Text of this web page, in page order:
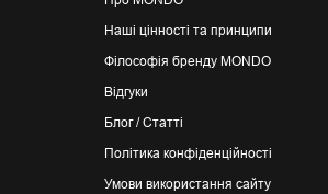
Наші цінності та принципи
Філософія бренду MONDO
Відгуки
Блог / Статті
Політика конфіденційності
Умови використання сайту